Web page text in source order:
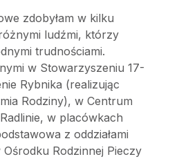
zdobyłam w kilku
ludźmi, którzy
trudnościami.
w Stowarzyszeniu 17-
Rybnika (realizując
Rodziny), w Centrum
w placówkach
z oddziałami
Rodzinnej Pieczy